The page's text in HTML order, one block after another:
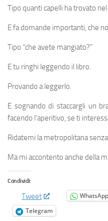
Tipo quanti capelli ha trovato
E fa domande importanti, che
Tipo “che avete mangiato?”
E tu ringhi leggendo il libro.
Provando a leggerlo.
E sognando di staccargli un
facendo l’aperitivo, se ti
Ridatemi la metropolitana
Ma mi accontento anche della
Condividi:
Tweet WhatsApp
Telegram